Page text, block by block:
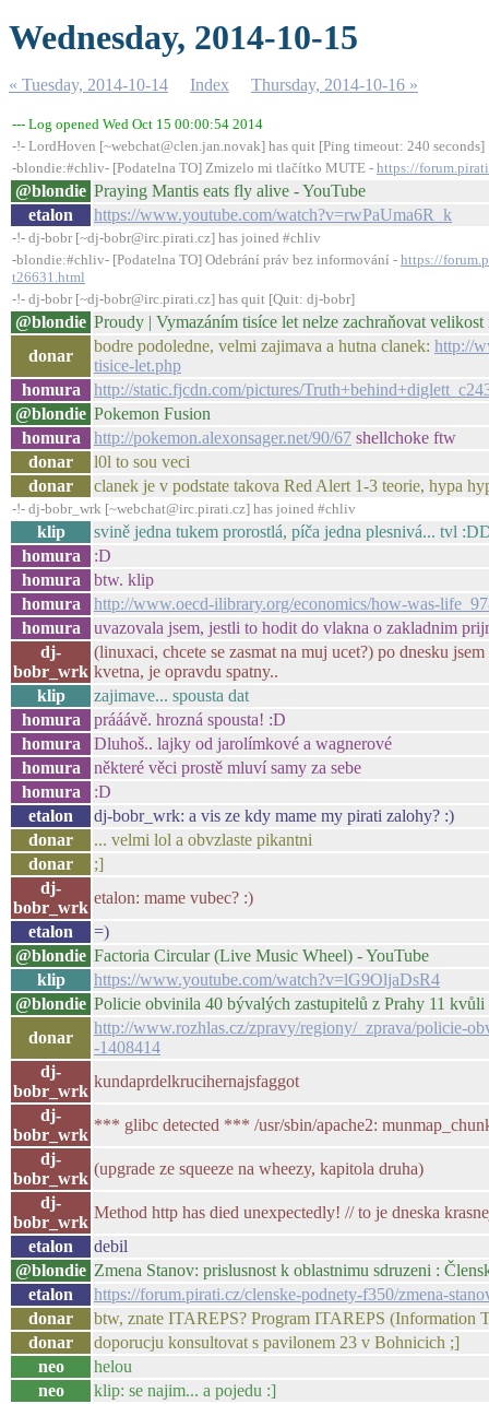
Wednesday, 2014-10-15
« Tuesday, 2014-10-14 Index Thursday, 2014-10-16 »
--- Log opened Wed Oct 15 00:00:54 2014
-!- LordHoven [~webchat@clen.jan.novak] has quit [Ping timeout: 240 seconds]
-blondie:#chliv- [Podatelna TO] Zmizelo mi tlačítko MUTE - https://
@blondie Praying Mantis eats fly alive - YouTube
etalon
https://www.youtube.com/watch?v=rwPaUma6R_k
-!- dj-bobr [~dj-bobr@irc.pirati.cz] has joined #chliv
-blondie:#chliv- [Podatelna TO] Odebrání práv bez informování - https://
t26631.html
-!- dj-bobr [~dj-bobr@irc.pirati.cz] has quit [Quit: dj-bobr]
@blondie Proudy | Vymazáním tisíce let nelze zachraňovat velikost
donar
bodre podoledne, velmi zajimava a hutna clanek: http://
tisice-let.php
homura
http://static.fjcdn.com/pictures/
@blondie Pokemon Fusion
homura
http://pokemon.alexonsager.net/90/67 shellchoke ftw
donar
l0l to sou veci
donar
clanek je v podstate takova Red Alert 1-3 teorie, hypa
-!- dj-bobr_wrk [~webchat@irc.pirati.cz] has joined #chliv
klip
svině jedna tukem prorostlá, píča jedna plesnivá... tvl
homura
:D
homura
btw. klip
homura
http://www.oecd-ilibrary.org/economics/how-was-
homura
uvazovala jsem, jestli to hodit do vlakna o zakladnim
dj-
bobr_wrk
(linuxaci, chcete se zasmat na muj ucet?) po dnesku
kvetna, je opravdu spatny..
klip
zajimave... spousta dat
homura
prááávě. hrozná spousta! :D
homura
Dluhoš.. lajky od jarolímkové a wagnerové
homura
některé věci prostě mluví samy za sebe
homura
:D
etalon
dj-bobr_wrk: a vis ze kdy mame my pirati zalohy? :)
donar
... velmi lol a obvzlaste pikantni
donar
;]
dj-
bobr_wrk
etalon: mame vubec? :)
etalon
=)
@blondie Factoria Circular (Live Music Wheel) - YouTube
klip
https://www.youtube.com/watch?v=lG9OljaDsR4
@blondie Policie obvinila 40 bývalých zastupitelů z Prahy 11
donar
http://www.rozhlas.cz/zpravy/regiony/_zprava/policie-
-1408414
dj-
bobr_wrk
kundaprdelkrucihernajsfaggot
dj-
bobr_wrk
*** glibc detected *** /usr/sbin/apache2:
dj-
bobr_wrk
(upgrade ze squeeze na wheezy, kapitola druha)
dj-
bobr_wrk
Method http has died unexpectedly! // to je dneska
etalon
debil
@blondie Zmena Stanov: prislusnost k oblastnimu sdruzeni :
etalon
https://forum.pirati.cz/clenske-podnety-f350/zmena-
donar
btw, znate ITAREPS? Program ITAREPS (Information
donar
doporucju konsultovat s pavilonem 23 v Bohnicich ;]
neo
helou
neo
klip: se najim... a pojedu :]